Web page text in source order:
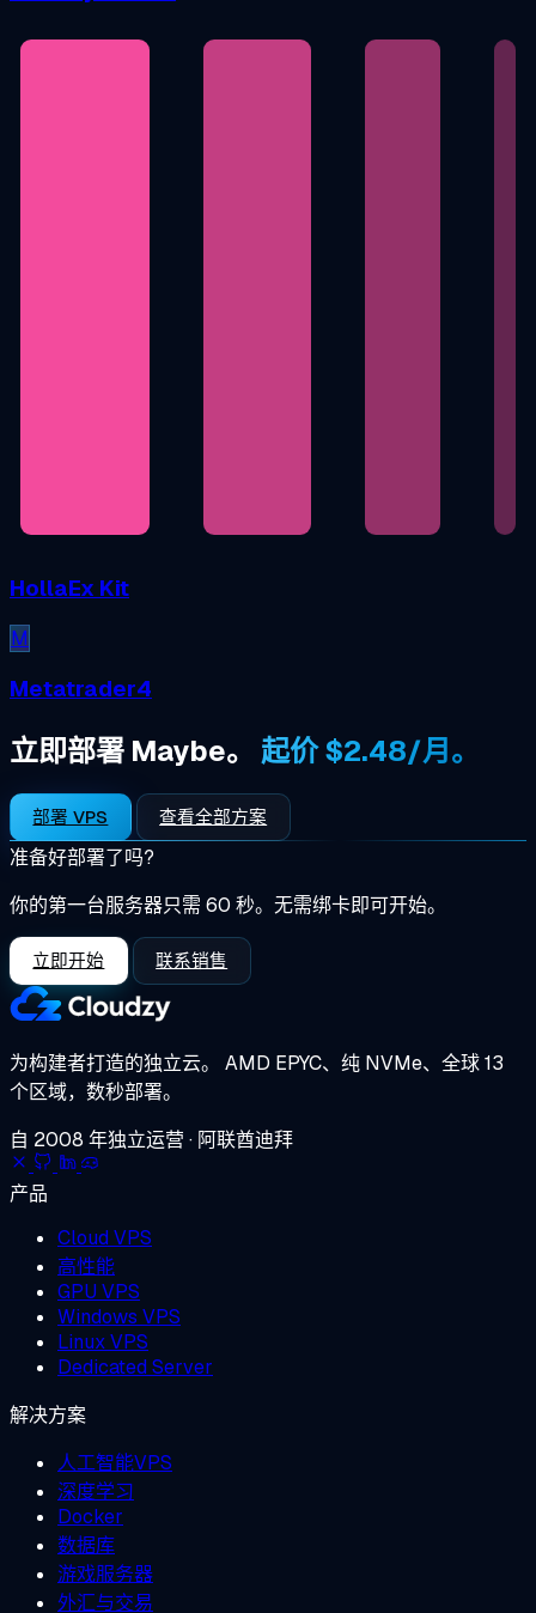
HollaEx Kit
M
Metatrader4
立即部署 Maybe。 起价 $2.48/月。
部署 VPS 查看全部方案
准备好部署了吗?
你的第一台服务器只需 60 秒。无需绑卡即可开始。
立即开始 联系销售
为构建者打造的独立云。 AMD EPYC、纯 NVMe、全球 13
个区域，数秒部署。
自 2008 年独立运营 · 阿联酋迪拜
产品
Cloud VPS
高性能
GPU VPS
Windows VPS
Linux VPS
Dedicated Server
解决方案
人工智能VPS
深度学习
Docker
数据库
游戏服务器
外汇与交易